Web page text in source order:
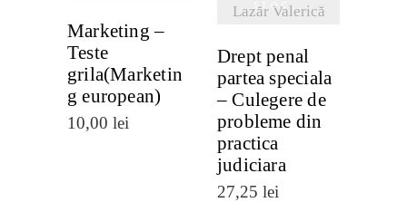
Marketing –
Teste
grila(Marketin
g european)
10,00 lei
STOC
Lazăr Valerică
Drept penal
partea speciala
– Culegere de
probleme din
practica
judiciara
27,25 lei